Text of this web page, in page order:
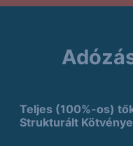
Teljes (100%-os)
Strukturált